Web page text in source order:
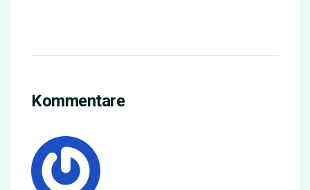
Kommentare